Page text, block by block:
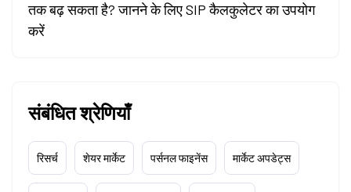
तक बढ़ सकता है? जानने के लिए SIP कैलकुलेटर का उपयोग
करें
संबंधित श्रेणियाँ
रिसर्च शेयर मार्केट पर्सनल फाइनेंस मार्केट अपडेट्स